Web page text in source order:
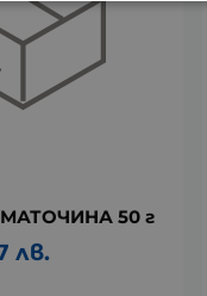
50 г
лв.